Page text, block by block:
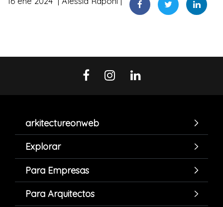
arkitectureonweb
Explorar
Para Empresas
Para Arquitectos